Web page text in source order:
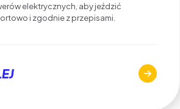
elektrycznych, aby jeździć
i zgodnie z przepisami.